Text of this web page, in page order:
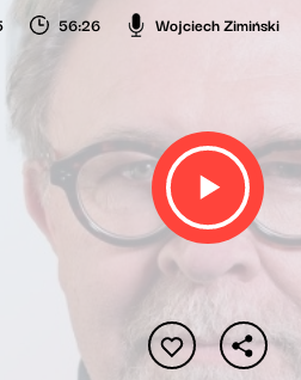
56:26 Wojciech Zimiński